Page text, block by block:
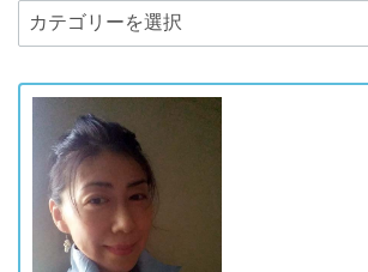
カ
テ